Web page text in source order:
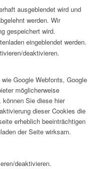
ausgeblendet wird und
werden. Wir
gespeichert wird.
eingeblendet werden.
deaktivieren.
Google Webfonts, Google
möglicherweise
können Sie diese hier
dieser Cookies die
erheblich beeinträchtigen
der Seite wirksam.
deaktivieren.